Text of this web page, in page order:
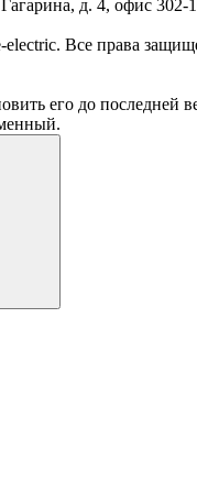
д. 4, офис 302-
electric. Все права
его до последней